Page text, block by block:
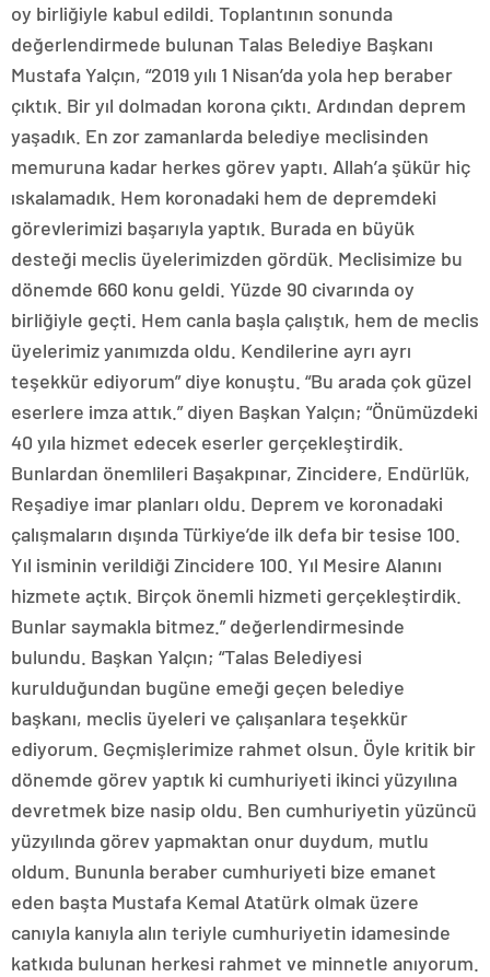
oy birliğiyle kabul edildi. Toplantının sonunda
değerlendirmede bulunan Talas Belediye Başkanı
Mustafa Yalçın, “2019 yılı 1 Nisan’da yola hep beraber
çıktık. Bir yıl dolmadan korona çıktı. Ardından deprem
yaşadık. En zor zamanlarda belediye meclisinden
memuruna kadar herkes görev yaptı. Allah’a şükür hiç
ıskalamadık. Hem koronadaki hem de depremdeki
görevlerimizi başarıyla yaptık. Burada en büyük
desteği meclis üyelerimizden gördük. Meclisimize bu
dönemde 660 konu geldi. Yüzde 90 civarında oy
birliğiyle geçti. Hem canla başla çalıştık, hem de meclis
üyelerimiz yanımızda oldu. Kendilerine ayrı ayrı
teşekkür ediyorum” diye konuştu. “Bu arada çok güzel
eserlere imza attık.” diyen Başkan Yalçın; “Önümüzdeki
40 yıla hizmet edecek eserler gerçekleştirdik.
Bunlardan önemlileri Başakpınar, Zincidere, Endürlük,
Reşadiye imar planları oldu. Deprem ve koronadaki
çalışmaların dışında Türkiye’de ilk defa bir tesise 100.
Yıl isminin verildiği Zincidere 100. Yıl Mesire Alanını
hizmete açtık. Birçok önemli hizmeti gerçekleştirdik.
Bunlar saymakla bitmez.” değerlendirmesinde
bulundu. Başkan Yalçın; “Talas Belediyesi
kurulduğundan bugüne emeği geçen belediye
başkanı, meclis üyeleri ve çalışanlara teşekkür
ediyorum. Geçmişlerimize rahmet olsun. Öyle kritik bir
dönemde görev yaptık ki cumhuriyeti ikinci yüzyılına
devretmek bize nasip oldu. Ben cumhuriyetin yüzüncü
yüzyılında görev yapmaktan onur duydum, mutlu
oldum. Bununla beraber cumhuriyeti bize emanet
eden başta Mustafa Kemal Atatürk olmak üzere
canıyla kanıyla alın teriyle cumhuriyetin idamesinde
katkıda bulunan herkesi rahmet ve minnetle anıyorum.